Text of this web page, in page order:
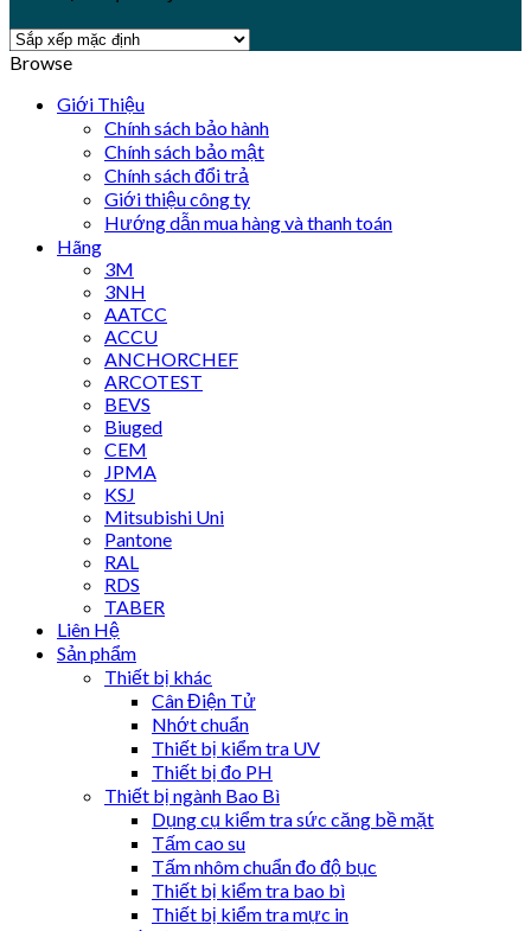
Browse
Giới Thiệu
Chính sách bảo hành
Chính sách bảo mật
Chính sách đổi trả
Giới thiệu công ty
Hướng dẫn mua hàng và thanh toán
Hãng
3M
3NH
AATCC
ACCU
ANCHORCHEF
ARCOTEST
BEVS
Biuged
CEM
JPMA
KSJ
Mitsubishi Uni
Pantone
RAL
RDS
TABER
Liên Hệ
Sản phẩm
Thiết bị khác
Cân Điện Tử
Nhớt chuẩn
Thiết bị kiểm tra UV
Thiết bị đo PH
Thiết bị ngành Bao Bì
Dụng cụ kiểm tra sức căng bề mặt
Tấm cao su
Tấm nhôm chuẩn đo độ bục
Thiết bị kiểm tra bao bì
Thiết bị kiểm tra mực in